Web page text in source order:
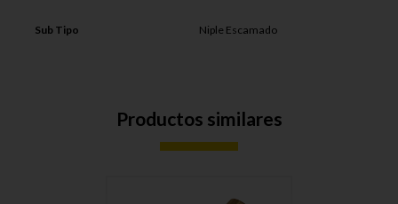
Sub Tipo Niple Escamado
Productos similares